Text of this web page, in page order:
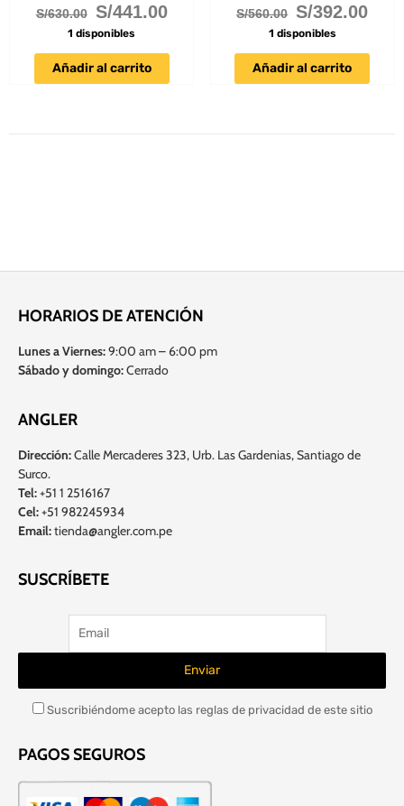
S/630.00 S/441.00
1 disponibles
Añadir al carrito
S/560.00 S/392.00
1 disponibles
Añadir al carrito
HORARIOS DE ATENCIÓN
Lunes a Viernes:9:00 am – 6:00 pm
Sábado y domingo:Cerrado
ANGLER
Dirección:Calle Mercaderes 323, Urb. Las Gardenias, Santiago de
Surco.
Tel:+51 1 2516167
Cel:+51 982245934
Email:tienda@angler.com.pe
SUSCRÍBETE
Suscribiéndome acepto las reglas de privacidad de este sitio
PAGOS SEGUROS